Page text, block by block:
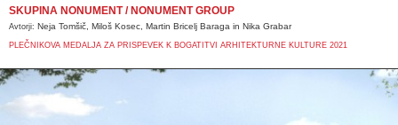
SKUPINA NONUMENT / NONUMENT GROUP
Avtorji: Neja Tomšič, Miloš Kosec, Martin Bricelj Baraga in Nika Grabar
PLEČNIKOVA MEDALJA ZA PRISPEVEK K BOGATITVI ARHITEKTURNE KULTURE 2021